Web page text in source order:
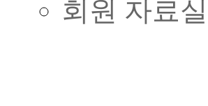
회원 자료실